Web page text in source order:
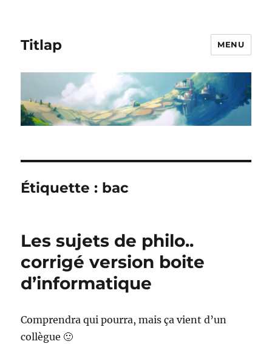
Titlap MENU
Étiquette : bac
Les sujets de philo..
corrigé version boite
d’informatique
Comprendra qui pourra, mais ça vient d’un
collègue 🙂